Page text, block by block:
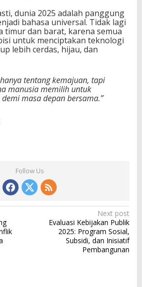
dunia 2025 adalah panggung
bahasa universal. Tidak lagi
timur dan barat, karena semua
untuk menciptakan teknologi
lebih cerdas, hijau, dan
tentang kemajuan, tapi
manusia memilih untuk
masa depan bersama.”
Follow Us
Next post
Evaluasi Kebijakan Publik
2025: Program Sosial,
Subsidi, dan Inisiatif
Pembangunan